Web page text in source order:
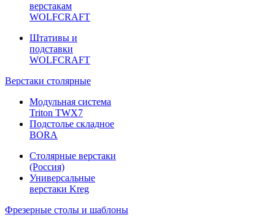
верстакам
WOLFCRAFT
Штативы и
подставки
WOLFCRAFT
Верстаки столярные
Модульная система
Triton TWX7
Подстолье складное
BORA
Столярные верстаки
(Россия)
Универсальные
верстаки Kreg
Фрезерные столы и шаблоны